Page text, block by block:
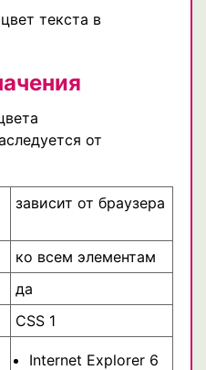
текста в
от
зависит от браузера
ко всем элементам
да
CSS 1
Internet Explorer 6